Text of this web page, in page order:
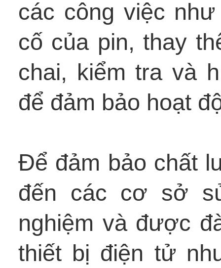
các công việc
cố của pin, thay
chai, kiểm tra và
để đảm bảo hoạt
Để đảm bảo chất
đến các cơ sở
nghiệm và được
thiết bị điện tử